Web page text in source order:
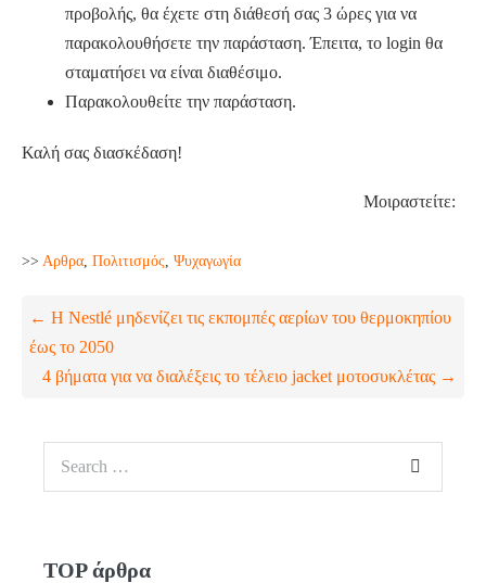
προβολής, θα έχετε στη διάθεσή σας 3 ώρες για να
παρακολουθήσετε την παράσταση. Έπειτα, το login θα
σταματήσει να είναι διαθέσιμο.
Παρακολουθείτε την παράσταση.
Καλή σας διασκέδαση!
Μοιραστείτε:
>> Aρθρα Πολιτισμός Ψυχαγωγία
← Η Nestlé μηδενίζει τις εκπομπές αερίων του θερμοκηπίου
έως το 2050
4 βήματα για να διαλέξεις το τέλειο jacket μοτοσυκλέτας →
TOP άρθρα